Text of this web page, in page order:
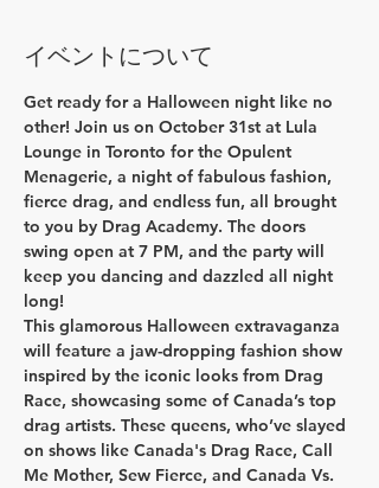
イベントについて
Get ready for a Halloween night like no
other! Join us on October 31st at Lula
Lounge in Toronto for the Opulent
Menagerie, a night of fabulous fashion,
fierce drag, and endless fun, all brought
to you by Drag Academy. The doors
swing open at 7 PM, and the party will
keep you dancing and dazzled all night
long!
​This glamorous Halloween extravaganza
will feature a jaw-dropping fashion show
inspired by the iconic looks from Drag
Race, showcasing some of Canada’s top
drag artists. These queens, who’ve slayed
on shows like Canada's Drag Race, Call
Me Mother, Sew Fierce, and Canada Vs.